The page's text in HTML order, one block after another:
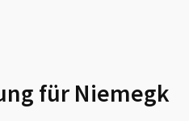
für Niemegk